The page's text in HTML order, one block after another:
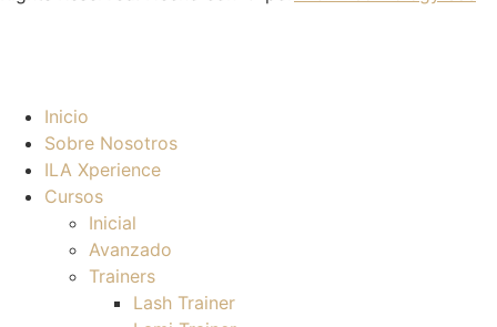
Inicio
Sobre Nosotros
ILA Xperience
Cursos
Inicial
Avanzado
Trainers
Lash Trainer